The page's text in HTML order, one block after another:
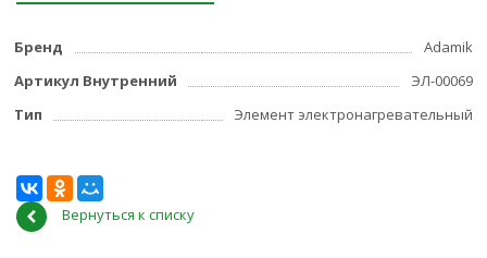
Бренд
Adamik
Артикул Внутренний
ЭЛ-00069
Тип
Элемент электронагревательный
Вернуться к списку